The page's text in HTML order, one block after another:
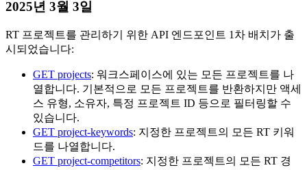
2025년 3월 3일
RT 프로젝트를 관리하기 위한 API 엔드포인트 1차 배치가 출
시되었습니다:
GET projects: 워크스페이스에 있는 모든 프로젝트를 나
열합니다. 기본적으로 모든 프로젝트를 반환하지만 액세
스 유형, 소유자, 특정 프로젝트 ID 등으로 필터링할 수
있습니다.
GET project-keywords: 지정한 프로젝트의 모든 RT 키워
드를 나열합니다.
GET project-competitors: 지정한 프로젝트의 모든 RT 경